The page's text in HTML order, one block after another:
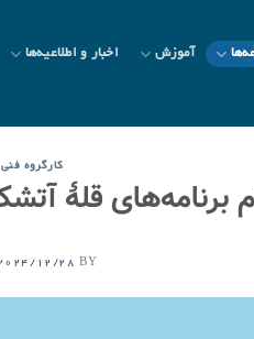
آموزش اخبار و اطلاعیه‌ها
کارگروه فنی
قلۀ آتشکوه و
12/28 BY